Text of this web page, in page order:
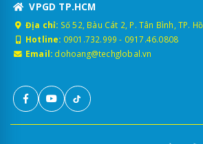
VPGD TP.HCM
Địa chỉ: Số 52, Bàu Cát 2, P. Tân Bình, TP.
Hotline: 0901.732.999 - 0917.46.0808
Email: dohoang@techglobal.vn